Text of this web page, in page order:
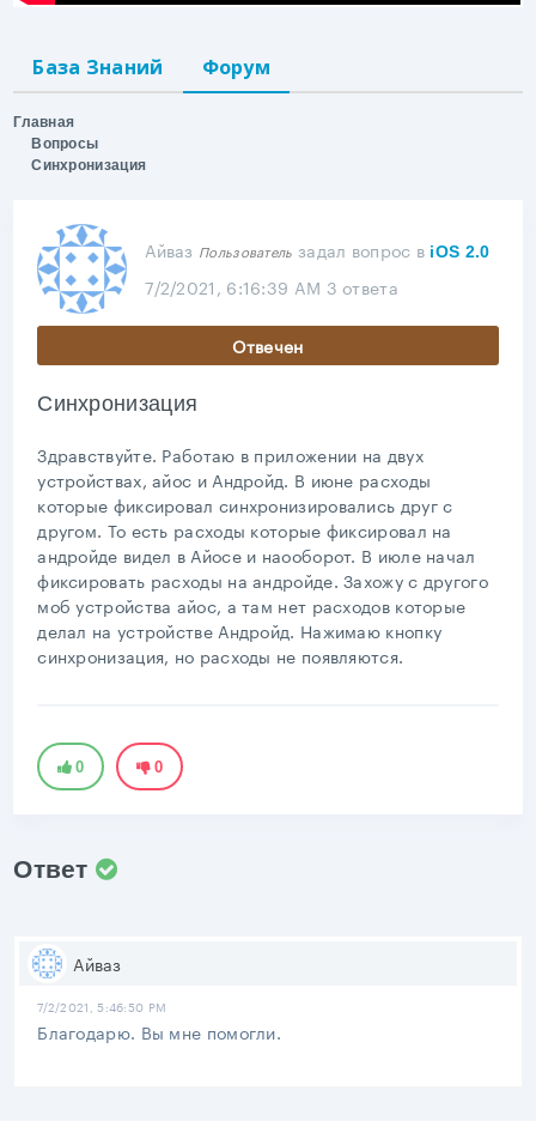
База Знаний Форум
Главная
Вопросы
Синхронизация
Айваз Пользователь задал вопрос в iOS 2.0
7/2/2021, 6:16:39 AM 3 ответа
Отвечен
Синхронизация
Здравствуйте. Работаю в приложении на двух
устройствах, айос и Андройд. В июне расходы
которые фиксировал синхронизировались друг с
другом. То есть расходы которые фиксировал на
андройде видел в Айосе и наооборот. В июле начал
фиксировать расходы на андройде. Захожу с другого
моб устройства айос, а там нет расходов которые
делал на устройстве Андройд. Нажимаю кнопку
синхронизация, но расходы не появляются.
0 0
Ответ
Айваз
7/2/2021, 5:46:50 PM
Благодарю. Вы мне помогли.